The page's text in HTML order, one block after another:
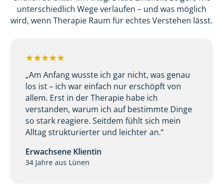
unterschiedlich Wege verlaufen – und was möglich
wird, wenn Therapie Raum für echtes Verstehen lässt.
„Am Anfang wusste ich gar nicht, was genau
los ist – ich war einfach nur erschöpft von
allem. Erst in der Therapie habe ich
verstanden, warum ich auf bestimmte Dinge
so stark reagiere. Seitdem fühlt sich mein
Alltag strukturierter und leichter an.“
Erwachsene Klientin
34 Jahre aus Lünen